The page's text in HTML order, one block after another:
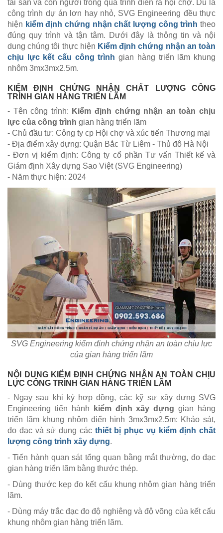
tài sản và con người trong quá trình diễn ra hội chợ. Dù là
công trình dự án lơn hay nhỏ, SVG Engineering đều thực
hiện kiểm định chứng nhận chất lượng công trình theo
đúng quy trình và tận tâm. Dưới đây là thông tin và nội
dung chúng tôi thực hiện Kiểm định chứng nhận an toàn
chịu lực kết cấu công trình gian hàng triển lãm khung
nhôm 3mx3mx2.5m.
KIỂM ĐỊNH CHỨNG NHẬN CHẤT LƯỢNG CÔNG
TRÌNH GIAN HÀNG TRIỂN LÃM
- Tên công trình: Kiểm định chứng nhận an toàn chịu
lực của công trình gian hàng triển lãm
- Chủ đầu tư: Công ty cp Hội chợ và xúc tiến Thương mại
- Địa điểm xây dựng: Quận Bắc Từ Liêm - Thủ đô Hà Nội
- Đơn vị kiểm định: Công ty cổ phần Tư vấn Thiết kế và
Giám định Xây dựng Sao Việt (SVG Engineering)
- Năm thực hiện: 2024
SVG Engineering kiểm định chứng nhận an toàn chịu lực
của gian hàng triển lãm
NỘI DUNG KIỂM ĐỊNH CHỨNG NHẬN AN TOÀN CHỊU
LỰC CÔNG TRÌNH GIAN HÀNG TRIỂN LÃM
- Ngay sau khi ký hợp đồng, các kỹ sư xây dựng SVG
Engineering tiến hành
kiểm định xây dựng gian hàng
triển lãm khung nhôm điển hình 3mx3mx2.5m: Khảo sát,
đo đạc và sử dụng các thiết bị phục vụ kiểm định chất
lượng công trình xây dựng. ​
- Tiến hành quan sát tổng quan bằng mắt thường, đo đạc
gian hàng triển lãm bằng thước thép.
- Dùng thước kẹp đo kết cấu khung nhôm gian hàng triển
lãm.
- Dùng máy trắc đạc đo độ nghiêng và độ võng của kết cấu
khung nhôm gian hàng triển lãm.